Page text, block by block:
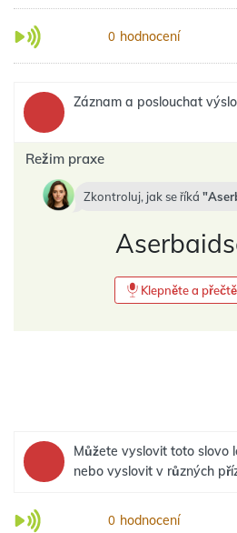
0 hodnocení
Záznam a poslouchat
Režim praxe
Zkontroluj, jak se říká
Klepněte a
Můžete vyslovit toto slovo
nebo vyslovit v různých
0 hodnocení